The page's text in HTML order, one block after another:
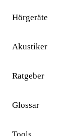
Hörgeräte
Akustiker
Ratgeber
Glossar
GmbH
⚠ Dieses